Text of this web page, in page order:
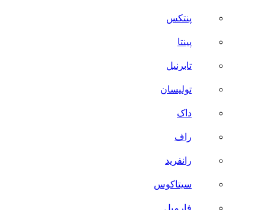
پنتکس
پینتا
تابرنیل
تولیسان
داک
راف
رانفرید
سیتاکوس
فارمیل